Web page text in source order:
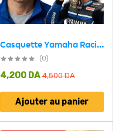
Casquette Yamaha Racing Bleu et Noire avec Filet Respirant Unisexe – قبعة رياضية جودة عالية
(0)
4,500DA
4,200 DA
Ajouter au panier